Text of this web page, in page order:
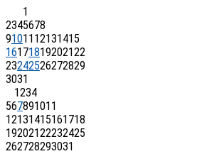
1
2345678
91011 12131415
16171819202122
23242526272829
3031
1234
567891011
12131415161718
19202122232425
262728293031